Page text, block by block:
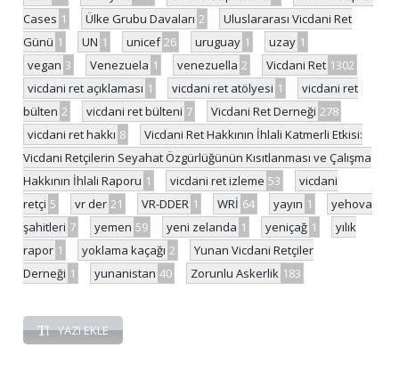
Cases 1 Ülke Grubu Davaları 2
Uluslararası Vicdani Ret
Günü 1 UN 1 unicef 26 uruguay 1 uzay 1
vegan 3 Venezuela 1 venezuella 2 Vicdani Ret 1302
vicdani ret açıklaması 1 vicdani ret atölyesi 1
vicdani ret
bülten 2 vicdani ret bülteni 7 Vicdani Ret Derneği 278
vicdani ret hakkı 8
Vicdani Ret Hakkının İhlali Katmerli Etkisi:
Vicdani Retçilerin Seyahat Özgürlüğünün Kısıtlanması ve Çalışma
Hakkının İhlali Raporu 1 vicdani ret izleme 53
vicdani
retçi 5 vr der 21 VR-DDER 1 WRİ 64 yayın 1
yehova
şahitleri 7 yemen 59 yeni zelanda 1 yeniçağ 1
yılık
rapor 1 yoklama kaçağı 2
Yunan Vicdani Retçiler
Derneği 1 yunanistan 40 Zorunlu Askerlik 183
YAZI EKLE